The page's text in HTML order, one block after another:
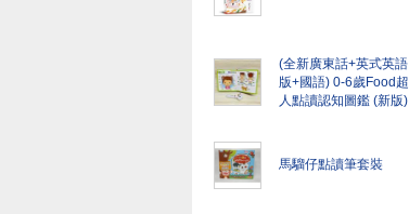
(全新廣東話+英式英語
版+國語) 0-6歲Food超
人點讀認知圖鑑 (新版)
馬騮仔點讀筆套裝